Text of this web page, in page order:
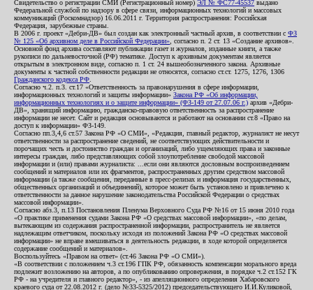
Свидетельство о регистрации СМИ (Регистрационный номер) ЭЛ № ФС77-45537 выдано
Федеральной службой по надзору в сфере связи, информационных технологий и массовых
коммуникаций (Роскомнадзор) 16.06.2011 г. Территория распространения: Российская
Федерация, зарубежные страны.
В 2006 г. проект «Дебри-ДВ» был создан как электронный частный архив, в соответствии с ФЗ
№ 125 «Об архивном деле в Российской Федерации» , согласно п. 2 ст. 13 «Создание архивов».
Основной фонд архива составляют публикации газет и журналов, изданные книги, а также
рукописи по дальневосточной (РФ) тематике. Доступ к архивным документам является
открытым в электронном виде, согласно п. 1 ст. 24 вышеобозначенного закона. Архивные
документы к частной собственности редакции не относятся, согласно ст.ст. 1275, 1276, 1306
Гражданского кодекса РФ
Согласно ч.2. п.3. ст.17 «Ответственность за правонарушения в сфере информации,
информационных технологий и защиты информации» Закона РФ «Об информации,
информационных технологиях и о защите информации» (ФЗ-149 от 27.07.06 г.) архив «Дебри-
ДВ», хранящий информацию, гражданско-правовую ответственность за распространение
информации не несет. Сайт и редакция основываются и работают на основании ст.8 «Право на
доступ к информации» ФЗ-149.
Согласно пп.3,4,6 ст.57 Закона РФ «О СМИ», «Редакция, главный редактор, журналист не несут
ответственности за распространение сведений, не соответствующих действительности и
порочащих честь и достоинство граждан и организаций, либо ущемляющих права и законные
интересы граждан, либо представляющих собой злоупотребление свободой массовой
информации и (или) правами журналиста: ...если они являются дословным воспроизведением
сообщений и материалов или их фрагментов, распространенных другим средством массовой
информации (а также сообщения, переданные в пресс-релизах и информация государственных,
общественных организаций и объединений), которое может быть установлено и привлечено к
ответственности за данное нарушение законодательства Российской Федерации о средствах
массовой информации».
Согласно абз.3, п.13 Постановления Пленума Верховного Суда РФ №16 от 15 июня 2010 года
«О практике применения судами Закона РФ «О средствах массовой информации», «по делам,
вытекающим из содержания распространенной информации, распространитель не является
надлежащим ответчиком, поскольку исходя из положений Закона РФ «О средствах массовой
информации» не вправе вмешиваться в деятельность редакции, в ходе которой определяется
содержание сообщений и материалов».
Воспользуйтесь «Правом на ответ» (ст.46 Закона РФ «О СМИ»).
«В соответствии с положением ч.3 ст.196 ГПК РФ, обязанность компенсации морального вреда
подлежит возложению на авторов, а по опубликованию опровержения, в порядке ч.2 ст.152 ГК
РФ - на учредителя и главного редактор», - из апелляционного определения Хабаровского
краевого суда от 22.08.2012 г. (дело №33-5325/2012) председательствующего И.И.Куликовой,